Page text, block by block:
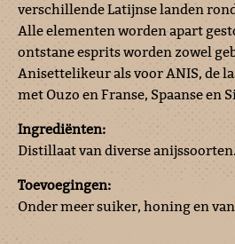
verschillende Latijnse landen
Alle elementen worden apart
ontstane esprits worden zowel
Anisettelikeur als voor ANIS, de
met Ouzo en Franse, Spaanse en
Ingrediënten:
Distillaat van diverse anijssoorten.
Toevoegingen:
Onder meer suiker, honing en